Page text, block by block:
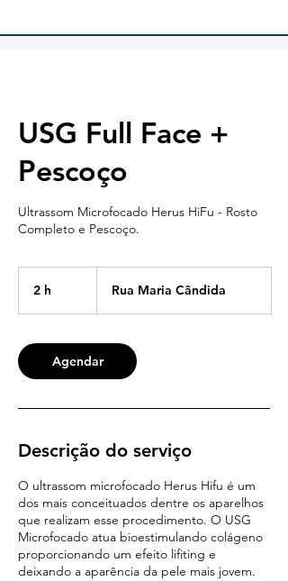
USG Full Face +
Pescoço
Ultrassom Microfocado Herus HiFu - Rosto
Completo e Pescoço.
2 h Rua Maria Cândida
Agendar
Descrição do serviço
O ultrassom microfocado Herus Hifu é um
dos mais conceituados dentre os aparelhos
que realizam esse procedimento. O USG
Microfocado atua bioestimulando colágeno
proporcionando um efeito lifiting e
deixando a aparência da pele mais jovem.